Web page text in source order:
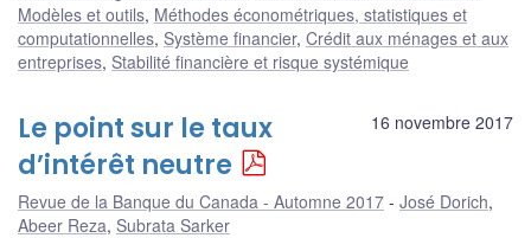
Modèles et outils, Méthodes économétriques, statistiques et
computationnelles, Système financier, Crédit aux ménages et aux
entreprises, Stabilité financière et risque systémique
16 novembre 2017
Le point sur le taux
d’intérêt neutre
Revue de la Banque du Canada - Automne 2017 José Dorich,
Abeer Reza, Subrata Sarker